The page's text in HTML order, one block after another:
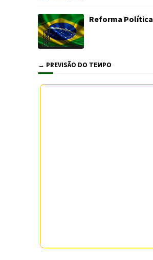
Reforma Política
→ PREVISÃO DO TEMPO